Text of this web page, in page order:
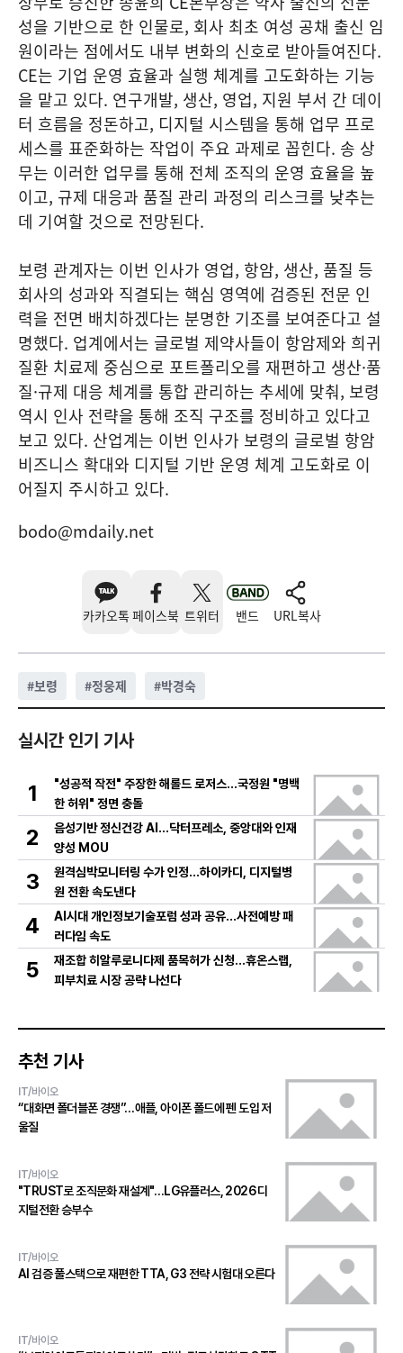
성을 기반으로 한 인물로, 회사 최초 여성 공채 출신 임
원이라는 점에서도 내부 변화의 신호로 받아들여진다.
CE는 기업 운영 효율과 실행 체계를 고도화하는 기능
을 맡고 있다. 연구개발, 생산, 영업, 지원 부서 간 데이
터 흐름을 정돈하고, 디지털 시스템을 통해 업무 프로
세스를 표준화하는 작업이 주요 과제로 꼽힌다. 송 상
무는 이러한 업무를 통해 전체 조직의 운영 효율을 높
이고, 규제 대응과 품질 관리 과정의 리스크를 낮추는
데 기여할 것으로 전망된다.
보령 관계자는 이번 인사가 영업, 항암, 생산, 품질 등
회사의 성과와 직결되는 핵심 영역에 검증된 전문 인
력을 전면 배치하겠다는 분명한 기조를 보여준다고 설
명했다. 업계에서는 글로벌 제약사들이 항암제와 희귀
질환 치료제 중심으로 포트폴리오를 재편하고 생산·품
질·규제 대응 체계를 통합 관리하는 추세에 맞춰, 보령
역시 인사 전략을 통해 조직 구조를 정비하고 있다고
보고 있다. 산업계는 이번 인사가 보령의 글로벌 항암
비즈니스 확대와 디지털 기반 운영 체계 고도화로 이
어질지 주시하고 있다.
bodo@mdaily.net
카카오톡 페이스북 트위터 밴드 URL복사
#보령 #정웅제 #박경숙
실시간 인기 기사
1
"성공적 작전" 주장한 해롤드 로저스…국정원 "명백
한 허위" 정면 충돌
2
음성기반 정신건강 AI…닥터프레소, 중앙대와 인재
양성 MOU
3
원격심박모니터링 수가 인정…하이카디, 디지털병
원 전환 속도낸다
4
AI시대 개인정보기술포럼 성과 공유…사전예방 패
러다임 속도
5
재조합 히알루로니다제 품목허가 신청…휴온스랩,
피부치료 시장 공략 나선다
추천 기사
IT/바이오
“대화면 폴더블폰 경쟁”…애플, 아이폰 폴드에 펜 도입 저
울질
IT/바이오
"TRUST로 조직문화 재설계"…LG유플러스, 2026 디
지털전환 승부수
IT/바이오
AI 검증 풀스택으로 재편한 TTA, G3 전략 시험대 오른다
IT/바이오